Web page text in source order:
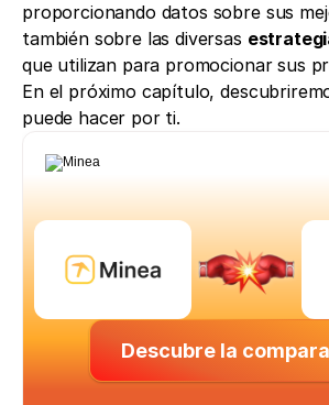
proporcionando datos sobre sus
también sobre las diversas
que utilizan para promocionar sus
En el próximo capítulo,
puede hacer por ti.
Descubre la